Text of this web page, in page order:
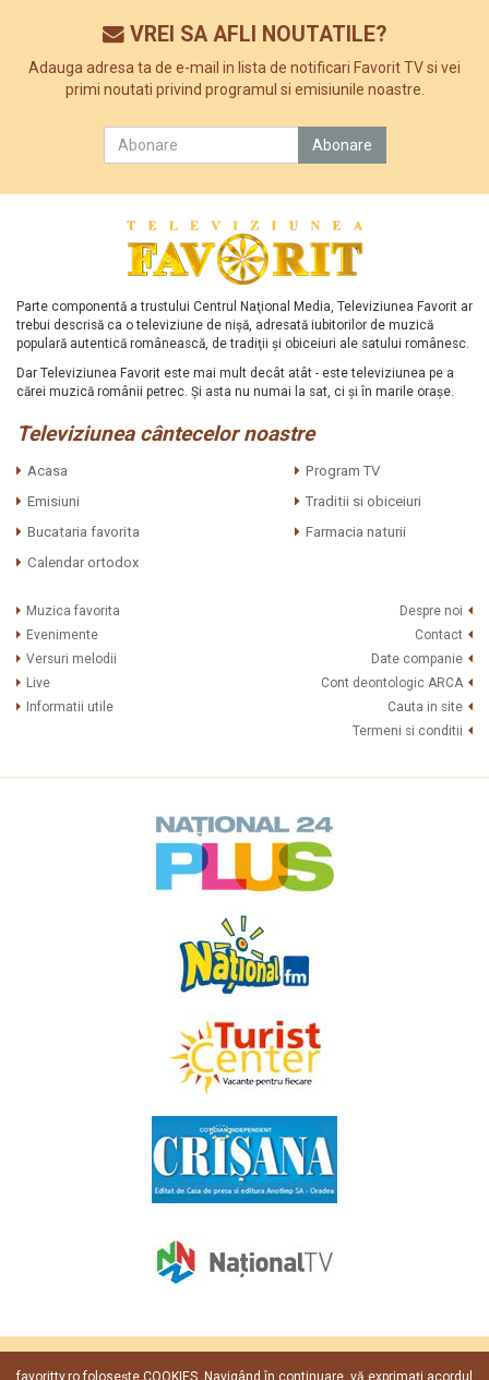
VREI SA AFLI NOUTATILE?
Adauga adresa ta de e-mail in lista de notificari Favorit TV si vei
primi noutati privind programul si emisiunile noastre.
Parte componentă a trustului Centrul Naţional Media, Televiziunea Favorit ar
trebui descrisă ca o televiziune de nişă, adresată iubitorilor de muzică
populară autentică românească, de tradiţii şi obiceiuri ale satului românesc.
Dar Televiziunea Favorit este mai mult decât atât - este televiziunea pe a
cărei muzică românii petrec. Şi asta nu numai la sat, ci şi în marile oraşe.
Televiziunea cântecelor noastre
Acasa
Program TV
Emisiuni
Traditii si obiceiuri
Bucataria favorita
Farmacia naturii
Calendar ortodox
Muzica favorita
Evenimente
Versuri melodii
Live
Informatii utile
Despre noi
Contact
Date companie
Cont deontologic ARCA
Cauta in site
Termeni si conditii
favorittv.ro foloseşte COOKIES. Navigând în continuare, vă exprimaţi acordul